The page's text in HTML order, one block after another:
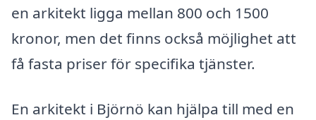
en arkitekt ligga mellan 800 och 1500
kronor, men det finns också möjlighet att
få fasta priser för specifika tjänster.
En arkitekt i Björnö kan hjälpa till med en